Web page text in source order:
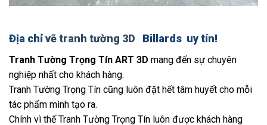
Địa chỉvẽ tranh tường 3D Billards uy tín!
Tranh Tường Trọng Tín ART 3D mang đến sự chuyên
nghiệp nhất cho khách hàng.
Tranh Tường Trọng Tín cũng luôn đặt hết tâm huyết cho mỗi
tác phẩm mình tạo ra.
Chính vì thế Tranh Tường Trọng Tín luôn được khách hàng